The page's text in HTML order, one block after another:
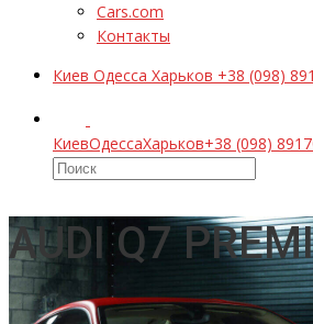
Cars.com
Контакты
Киев Одесса Харьков +38 (098)
КиевОдессаХарьков+38 (098)
AUDI Q7